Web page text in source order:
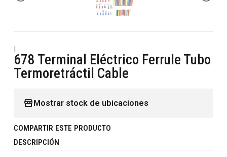
|
678 Terminal Eléctrico Ferrule Tubo
Termoretráctil Cable
Mostrar stock de ubicaciones
COMPARTIR ESTE PRODUCTO
DESCRIPCIÓN